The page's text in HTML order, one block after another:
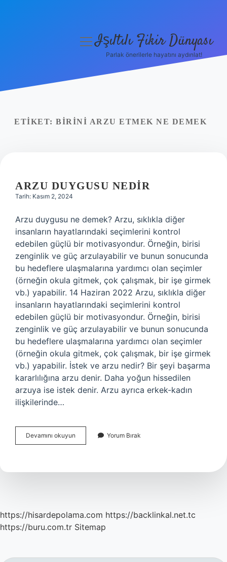
Yasal Uyarı
menüyüIşıltılı Fikir Dünyası
Parlak önerilerle hayatını aydınlat!
ETIKET: BIRINI ARZU ETMEK NE DEMEK
ARZU DUYGUSU NEDIR
Tarih: Kasım 2, 2024
Arzu duygusu ne demek? Arzu, sıklıkla diğer
insanların hayatlarındaki seçimlerini kontrol
edebilen güçlü bir motivasyondur. Örneğin, birisi
zenginlik ve güç arzulayabilir ve bunun sonucunda
bu hedeflere ulaşmalarına yardımcı olan seçimler
(örneğin okula gitmek, çok çalışmak, bir işe girmek
vb.) yapabilir. 14 Haziran 2022 Arzu, sıklıkla diğer
insanların hayatlarındaki seçimlerini kontrol
edebilen güçlü bir motivasyondur. Örneğin, birisi
zenginlik ve güç arzulayabilir ve bunun sonucunda
bu hedeflere ulaşmalarına yardımcı olan seçimler
(örneğin okula gitmek, çok çalışmak, bir işe girmek
vb.) yapabilir. İstek ve arzu nedir? Bir şeyi başarma
kararlılığına arzu denir. Daha yoğun hissedilen
arzuya ise istek denir. Arzu ayrıca erkek-kadın
ilişkilerinde…
Devamını okuyun
Duygusu
Yorum Bırak
https://hisardepolama.com https://backlinkal.net.tc
https://buru.com.tr Sitemap